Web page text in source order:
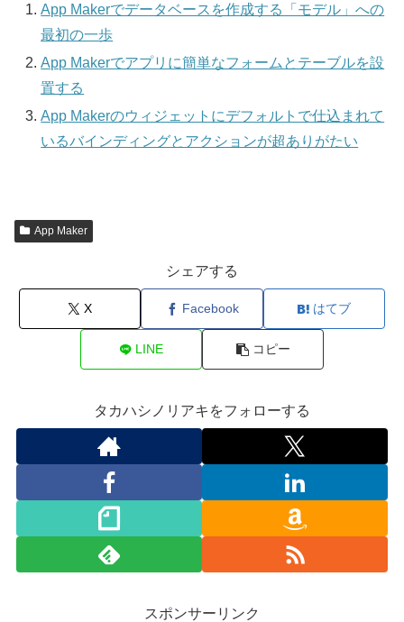
App Makerでデータベースを作成する「モデル」への
最初の一歩
App Makerでアプリに簡単なフォームとテーブルを設
置する
App Makerのウィジェットにデフォルトで仕込まれて
いるバインディングとアクションが超ありがたい
App Maker
シェアする
X Facebook はてブ
LINE コピー
タカハシノリアキをフォローする
スポンサーリンク